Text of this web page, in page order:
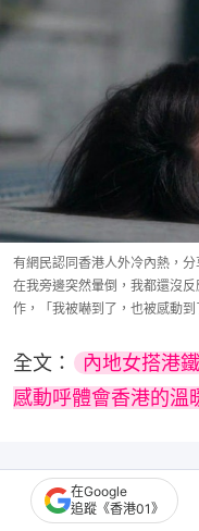
有網民認同香港人外冷內熱，
在我旁邊突然暈倒，我都還沒
作，「我被嚇到了，也被感動到
全文：
內地女搭港
感動呼體會香港的溫
在Google
追蹤《香港01》